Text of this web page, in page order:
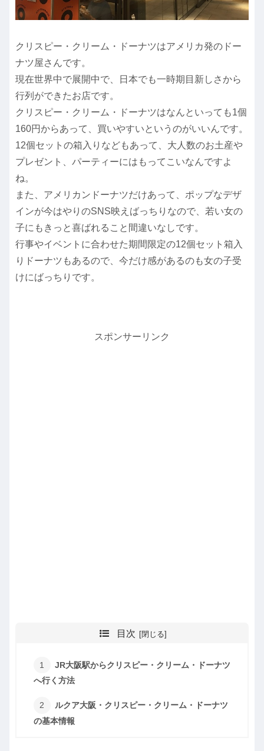
クリスピー・クリーム・ドーナツはアメリカ発のドー
ナツ屋さんです。
現在世界中で展開中で、日本でも一時期目新しさから
行列ができたお店です。
クリスピー・クリーム・ドーナツはなんといっても1個
160円からあって、買いやすいというのがいいんです。
12個セットの箱入りなどもあって、大人数のお土産や
プレゼント、パーティーにはもってこいなんですよ
ね。
また、アメリカンドーナツだけあって、ポップなデザ
インが今はやりのSNS映えばっちりなので、若い女の
子にもきっと喜ばれること間違いなしです。
行事やイベントに合わせた期間限定の12個セット箱入
りドーナツもあるので、今だけ感があるのも女の子受
けにばっちりです。
スポンサーリンク
目次
JR大阪駅からクリスピー・クリーム・ドーナツ
へ行く方法
ルクア大阪・クリスピー・クリーム・ドーナツ
の基本情報